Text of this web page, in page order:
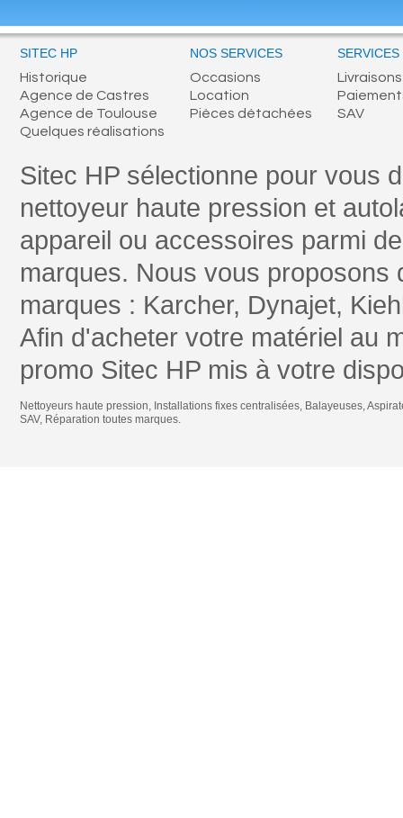
SITEC HP
Historique
Agence de Castres
Agence de Toulouse
Quelques réalisations
NOS SERVICES
Occasions
Location
Pièces détachées
Livraisons
SAV
Sitec HP sélectionne pour vous
nettoyeur haute pression et
appareil ou accessoires parmi
marques. Nous vous
marques : Karcher, Dynajet,
Afin d'acheter votre matériel au
promo Sitec HP mis à votre
Nettoyeurs haute pression, Installations fixes centralisées, Balayeuses,
SAV, Réparation toutes marques.